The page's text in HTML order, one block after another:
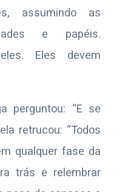
assumindo as
e papéis.
Eles devem
perguntou: “E se
retrucou: “Todos
qualquer fase da
trás e relembrar